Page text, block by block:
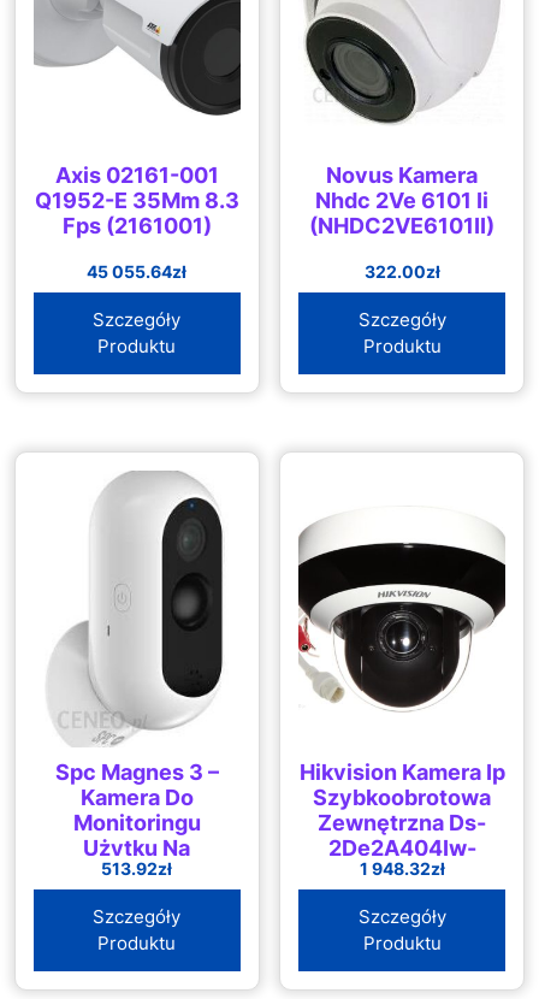
Axis 02161-001
Q1952-E 35Mm 8.3
Fps (2161001)
45 055.64zł
Szczegóły
Produktu
Novus Kamera
Nhdc 2Ve 6101 Ii
(NHDC2VE6101II)
322.00zł
Szczegóły
Produktu
Spc Magnes 3 –
Kamera Do
Monitoringu
Użytku Na
Zewnątrz I
Akumulatorem
9600 Mah
Widoczność W
513.92zł
Szczegóły
Produktu
Hikvision Kamera Ip
Szybkoobrotowa
Zewnętrzna Ds-
2De2A404Iw-
De3/W(C0)(S6)(C)
(DS2DE2A404IWDE3)
1 948.32zł
Szczegóły
Produktu